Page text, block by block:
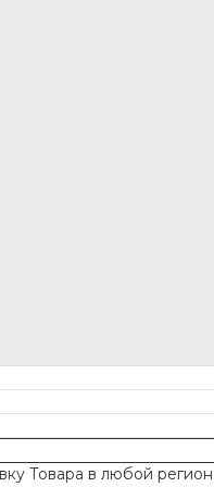
Товара в любой